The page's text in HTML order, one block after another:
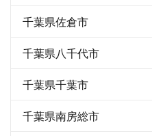
千葉県佐倉市
千葉県八千代市
千葉県千葉市
千葉県南房総市